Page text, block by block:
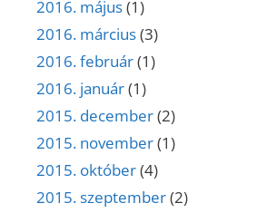
2016. május(1)
2016. március(3)
2016. február(1)
2016. január(1)
2015. december(2)
2015. november(1)
2015. október(4)
2015. szeptember(2)